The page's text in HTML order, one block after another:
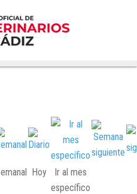
Hoy
Ir al mes
específico